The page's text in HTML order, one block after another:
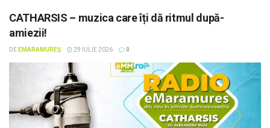
CATHARSIS – muzica care îți dă ritmul după-
amiezii!
DE EMARAMUREȘ 29 IULIE 2026 0